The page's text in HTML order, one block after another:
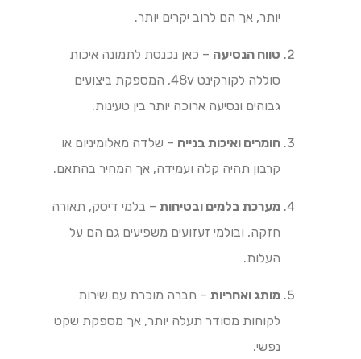
יותר, אך הם לרוב יקרים יותר.
טווח הנסיעה – כאן נכנסת לתמונה איכות
סוללה לקורקינט 48v, המספקת ביצועים
גבוהים ונסיעה ארוכה יותר בין טעינות.
חומרים ואיכות בנייה – שלדה מאלומיניום או
קרבון תהיה קלה ועמידה, אך המחיר בהתאם.
מערכת בלמים ובטיחות – בלמי דיסק, תאורה
חזקה, ובולמי זעזועים משפיעים גם הם על
העלות.
מותג ואחריות – חברה מוכרת עם שירות
לקוחות מסודר תעלה יותר, אך מספקת שקט
נפשי.